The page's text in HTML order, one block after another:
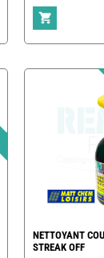
NETTOYANT
STREAK OFF